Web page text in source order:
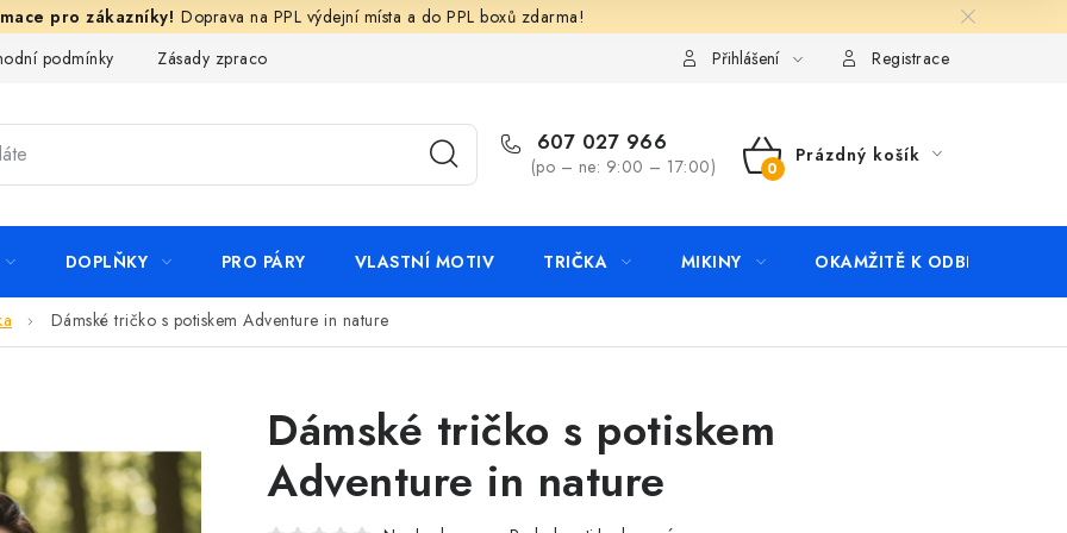
Doprava na PPL výdejní místa a do PPL boxů zdarma!
podmínky
Zásady zpracování ochrany osobních údajů KontaktyPřihlášení Registrace
607 027 966
(po – ne: 9:00 – 17:00)
NÁKUPNÍ
Prázdný košík
DOPLŇKY PRO PÁRY VLASTNÍ MOTIV TRIČKA MIKINY OKAMŽITĚ K ODBĚRU
Dámské tričko s potiskem Adventure in nature
Dámské tričko s potiskem
Adventure in nature